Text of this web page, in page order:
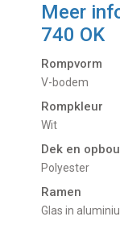
Meer
740 OK
Rompvorm
V-bodem
Rompkleur
Wit
Dek en
Polyester
Ramen
Glas in